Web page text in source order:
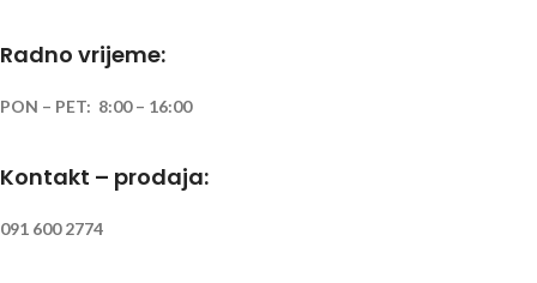
Radno vrijeme:
PON – PET: 8:00 – 16:00
Kontakt – prodaja:
091 600 2774